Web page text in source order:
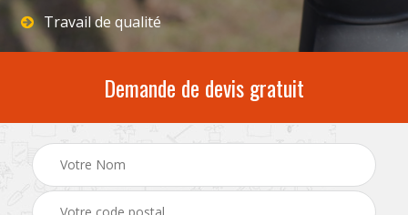
Travail de qualité
Demande de devis gratuit